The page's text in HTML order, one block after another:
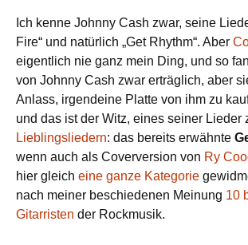
Ich kenne Johnny Cash zwar, seine
Fire“ und natürlich „Get Rhythm“. Aber
eigentlich nie ganz mein Ding, und so
von Johnny Cash zwar erträglich, aber
Anlass, irgendeine Platte von ihm zu
und das ist der Witz, eines seiner Lieder
Lieblingsliedern: das bereits erwähnte
wenn auch als Coverversion von Ry
hier gleich eine ganze Kategorie
nach meiner beschiedenen Meinung 10
Gitarristen der Rockmusik.